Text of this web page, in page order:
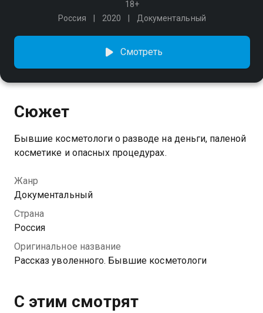
18+
Россия
2020 Документальный
Смотреть
Сюжет
Бывшие косметологи о разводе на деньги, паленой
косметике и опасных процедурах.
Жанр
Документальный
Страна
Россия
Оригинальное название
Рассказ уволенного. Бывшие косметологи
С этим смотрят